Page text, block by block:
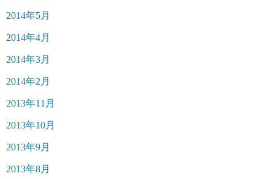
2014年5月
2014年4月
2014年3月
2014年2月
2013年11月
2013年10月
2013年9月
2013年8月